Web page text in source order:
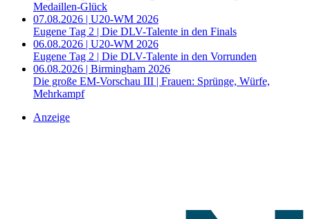
Medaillen-Glück
07.08.2026 | U20-WM 2026
Eugene Tag 2 | Die DLV-Talente in den Finals
06.08.2026 | U20-WM 2026
Eugene Tag 2 | Die DLV-Talente in den Vorrunden
06.08.2026 | Birmingham 2026
Die große EM-Vorschau III | Frauen: Sprünge, Würfe,
Mehrkampf
Anzeige